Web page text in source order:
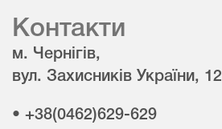
Контакти
м. Чернігів,
вул. Захисників України, 12
• +38(0462)629-629